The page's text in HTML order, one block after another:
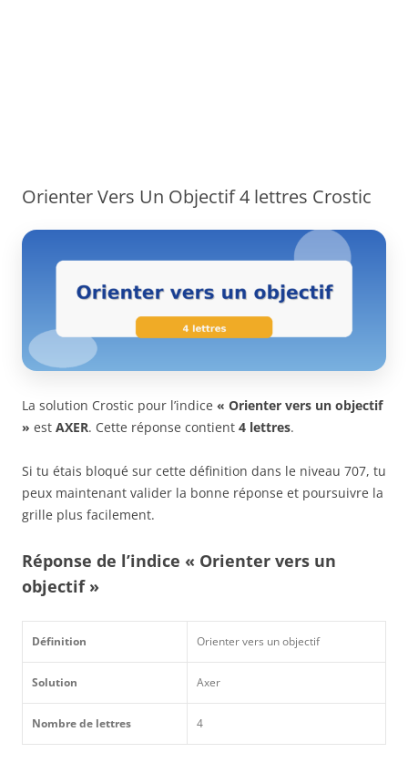
Orienter Vers Un Objectif 4 lettres Crostic
La solution Crostic pour l’indice « Orienter vers un objectif
» est AXER. Cette réponse contient 4 lettres.
Si tu étais bloqué sur cette définition dans le niveau 707, tu
peux maintenant valider la bonne réponse et poursuivre la
grille plus facilement.
Réponse de l’indice « Orienter vers un
objectif »
Définition Orienter vers un objectif
Solution Axer
Nombre de lettres 4